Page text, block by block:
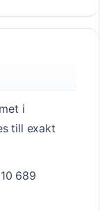
i
till exakt
689